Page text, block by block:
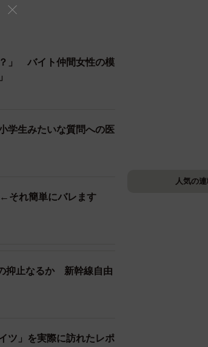
」 バイト仲間女性の模
学生みたいな質問への医
それ簡単にバレます
抑止なるか 新幹線自由
ツ」を実際に訪れたレポ
人気の